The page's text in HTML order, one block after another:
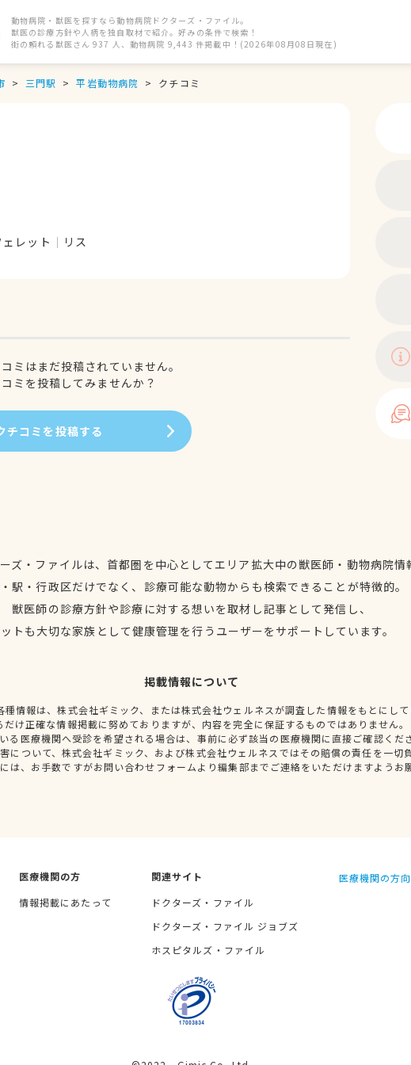
動物病院・獣医を探すなら動物病院ドクターズ・ファイル。
獣医の診療方針や人柄を独自取材で紹介。好みの条件で検索！
街の頼れる獣医さん 937 人、動物病院 9,443 件掲載中！(2026年08月08日現在)
三門駅 平岩動物病院 クチコミ
ェレット リス
ミはまだ投稿されていません。
ミを投稿してみませんか？
チコミを投稿する
ズ・ファイルは、首都圏を中心としてエリア拡大中の獣医師・動物病院情
駅・行政区だけでなく、診療可能な動物からも検索できることが特徴的。
獣医師の診療方針や診療に対する想いを取材し記事として発信し、
トも大切な家族として健康管理を行うユーザーをサポートしています。
掲載情報について
種情報は、株式会社ギミック、または株式会社ウェルネスが調査した情報をもとにして
だけ正確な情報掲載に努めておりますが、内容を完全に保証するものではありません。
る医療機関へ受診を希望される場合は、事前に必ず該当の医療機関に直接ご確認くださ
について、株式会社ギミック、および株式会社ウェルネスではその賠償の責任を一切
は、お手数ですがお問い合わせフォームより編集部までご連絡をいただけますようお
医療機関の方
情報掲載にあたって
関連サイト
ドクターズ・ファイル
ドクターズ・ファイル ジョブズ
ホスピタルズ・ファイル
医療機関の方